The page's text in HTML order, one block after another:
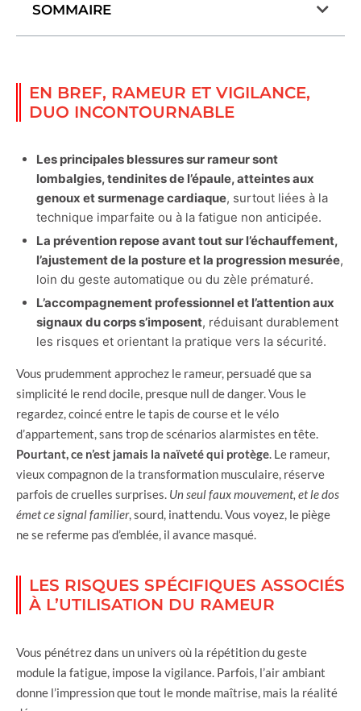
SOMMAIRE
EN BREF, RAMEUR ET VIGILANCE,
DUO INCONTOURNABLE
Les principales blessures sur rameur sont
lombalgies, tendinites de l’épaule, atteintes aux
genoux et surmenage cardiaque, surtout liées à la
technique imparfaite ou à la fatigue non anticipée.
La prévention repose avant tout sur l’échauffement,
l’ajustement de la posture et la progression mesurée,
loin du geste automatique ou du zèle prématuré.
L’accompagnement professionnel et l’attention aux
signaux du corps s’imposent, réduisant durablement
les risques et orientant la pratique vers la sécurité.
Vous prudemment approchez le rameur, persuadé que sa
simplicité le rend docile, presque null de danger. Vous le
regardez, coincé entre le tapis de course et le vélo
d’appartement, sans trop de scénarios alarmistes en tête.
Pourtant, ce n’est jamais la naïveté qui protège . Le rameur,
vieux compagnon de la transformation musculaire, réserve
parfois de cruelles surprises. Un seul faux mouvement, et le dos
émet ce signal familier, sourd, inattendu. Vous voyez, le piège
ne se referme pas d’emblée, il avance masqué.
LES RISQUES SPÉCIFIQUES ASSOCIÉS
À L’UTILISATION DU RAMEUR
Vous pénétrez dans un univers où la répétition du geste
module la fatigue, impose la vigilance. Parfois, l’air ambiant
donne l’impression que tout le monde maîtrise, mais la réalité